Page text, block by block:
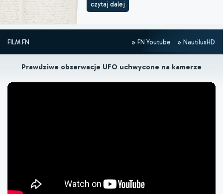
czytaj dalej
FILM FN FN Youtube NautilusHD
Prawdziwe obserwacje UFO uchwycone na kamerze